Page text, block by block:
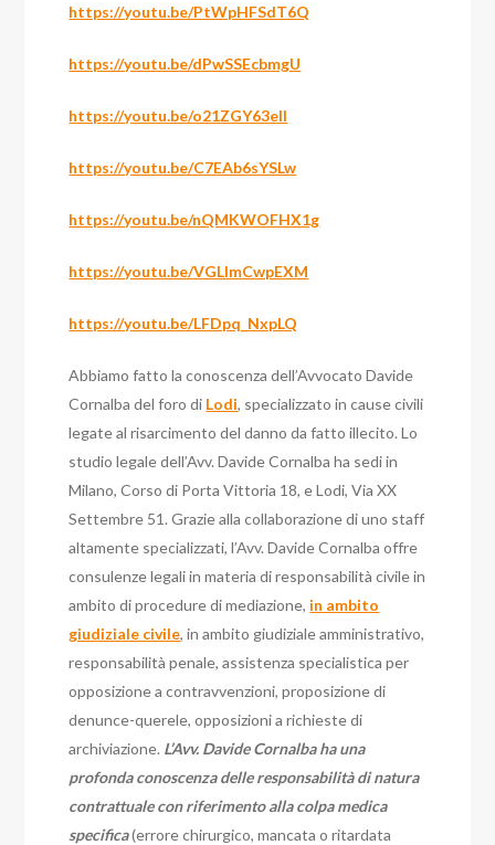
https://youtu.be/PtWpHFSdT6Q
https://youtu.be/dPwSSEcbmgU
https://youtu.be/o21ZGY63elI
https://youtu.be/C7EAb6sYSLw
https://youtu.be/nQMKWOFHX1g
https://youtu.be/VGLImCwpEXM
https://youtu.be/LFDpq_NxpLQ
Abbiamo fatto la conoscenza dell’Avvocato Davide
Cornalba del foro di Lodi, specializzato in cause civili
legate al risarcimento del danno da fatto illecito. Lo
studio legale dell’Avv. Davide Cornalba ha sedi in
Milano, Corso di Porta Vittoria 18, e Lodi, Via XX
Settembre 51. Grazie alla collaborazione di uno staff
altamente specializzati, l’Avv. Davide Cornalba offre
consulenze legali in materia di responsabilità civile in
ambito di procedure di mediazione, in ambito
giudiziale civile, in ambito giudiziale amministrativo,
responsabilità penale, assistenza specialistica per
opposizione a contravvenzioni, proposizione di
denunce-querele, opposizioni a richieste di
archiviazione. L’Avv. Davide Cornalba ha una
profonda conoscenza delle responsabilità di natura
contrattuale con riferimento alla colpa medica
specifica(errore chirurgico, mancata o ritardata